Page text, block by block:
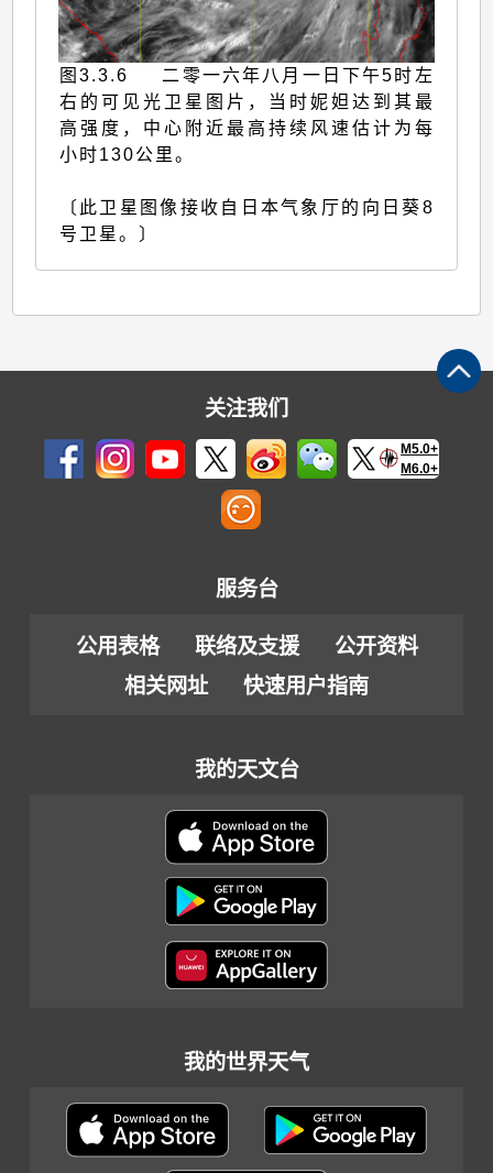
图3.3.6 二零一六年八月一日下午5时左
右的可见光卫星图片，当时妮妲达到其最
高强度，中心附近最高持续风速估计为每
小时130公里。
〔此卫星图像接收自日本气象厅的向日葵8
号卫星。〕
关注我们
M5.0+
M6.0+
服务台
公用表格 联络及支援
公开资料
相关网址
快速用户指南
我的天文台
我的世界天气